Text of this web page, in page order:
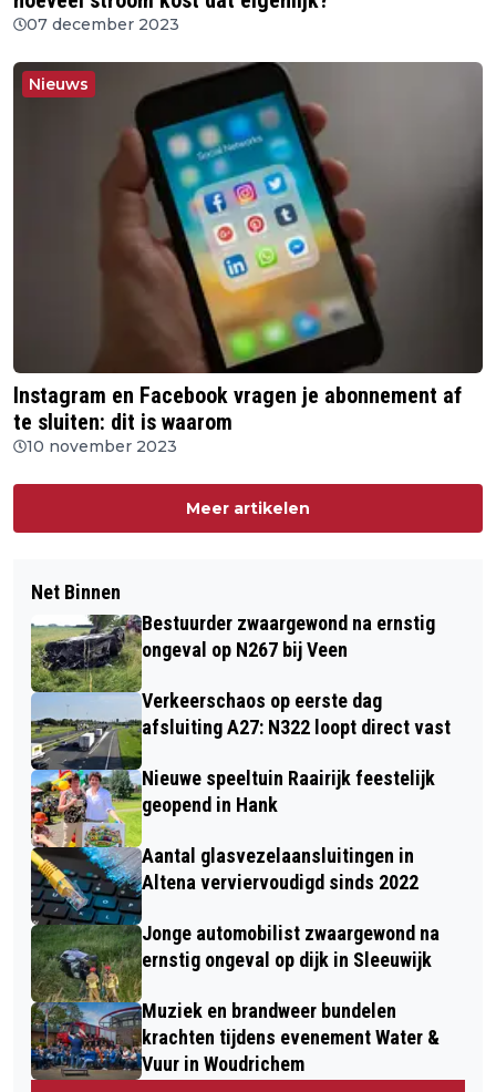
07 december 2023
Nieuws
Instagram en Facebook vragen je abonnement af
te sluiten: dit is waarom
10 november 2023
Meer artikelen
Net Binnen
Bestuurder zwaargewond na ernstig
ongeval op N267 bij Veen
Verkeerschaos op eerste dag
afsluiting A27: N322 loopt direct vast
Nieuwe speeltuin Raairijk feestelijk
geopend in Hank
Aantal glasvezelaansluitingen in
Altena verviervoudigd sinds 2022
Jonge automobilist zwaargewond na
ernstig ongeval op dijk in Sleeuwijk
Muziek en brandweer bundelen
krachten tijdens evenement Water &
Vuur in Woudrichem